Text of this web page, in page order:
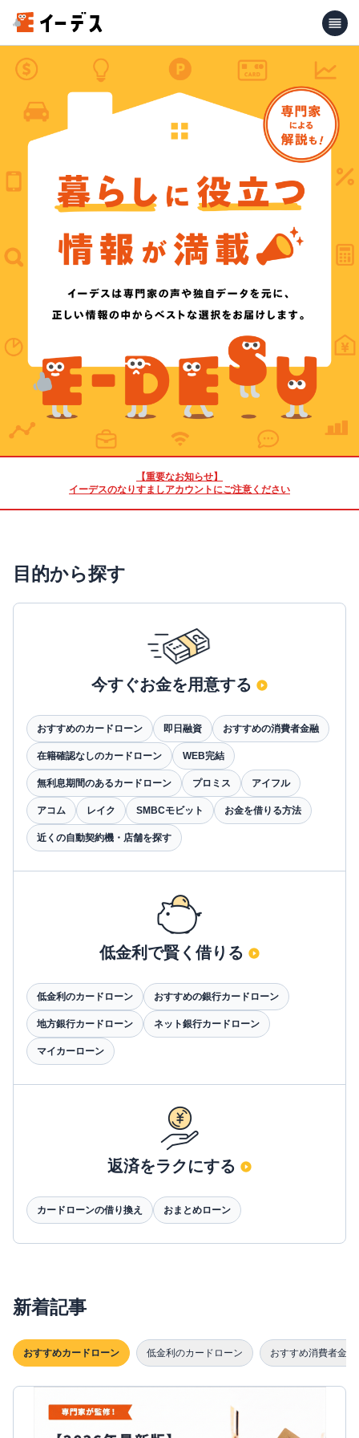
【重要なお知らせ】
イーデスのなりすましアカウントにご注意ください
目的から探す
今すぐお金を用意する
おすすめのカードローン 即日融資 おすすめの消費者金融
在籍確認なしのカードローン WEB完結
無利息期間のあるカードローン プロミス アイフル
アコム レイク SMBCモビット お金を借りる方法
近くの自動契約機・店舗を探す
低金利で賢く借りる
低金利のカードローン おすすめの銀行カードローン
地方銀行カードローン ネット銀行カードローン
マイカーローン
返済をラクにする
カードローンの借り換え おまとめローン
新着記事
おすすめカードローン 低金利のカードローン おすすめ消費者金融